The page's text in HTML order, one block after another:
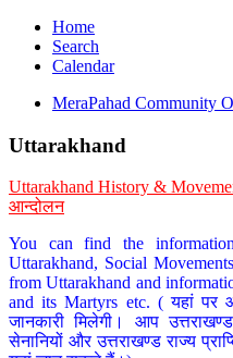
Home
Search
Calendar
MeraPahad Community
Uttarakhand
Uttarakhand History &
आन्दोलन
You can find the
Uttarakhand, Social
from Uttarakhand and
and its Martyrs etc. ( यहां पर
जानकारी मिलेगी। आप
सेनानियों और उत्तराखण्ड राज्य